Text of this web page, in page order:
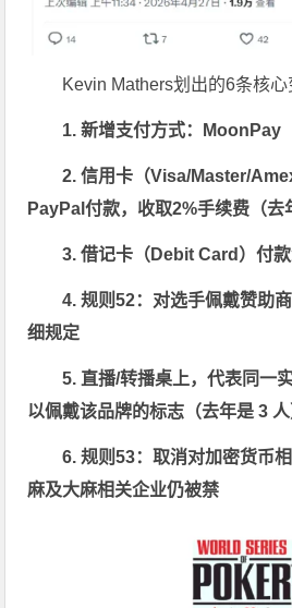
Kevin Mathers划出的6条核心
1.新增支付方式： MoonPay
2.信用卡（Visa/Master/
PayPal付款，收取2%手续费（去
3.借记卡（ Debit Card ）付
4.规则52：对选手佩戴赞助商
细规定
5. 直播/转播桌上，代表同一
以佩戴该品牌的标志（去年是3 人
6.规则53：取消对加密货币
麻及大麻相关企业仍被禁